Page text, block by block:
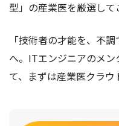
型」の産業医を厳選して
「技術者の才能を、不
へ。ITエンジニアのメ
て、まずは産業医クラウ